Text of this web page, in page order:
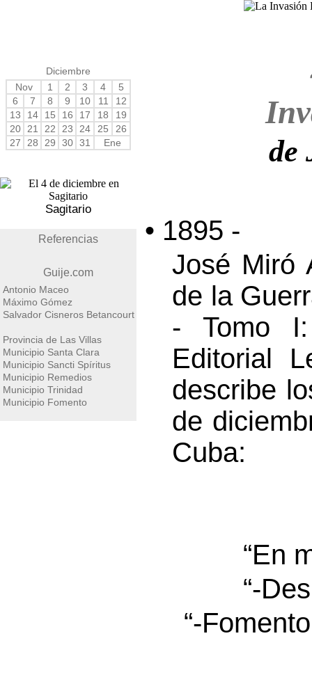
Diciembre
Nov
1 2 3 4
5
6
7 8 9 10 11
12
13
14 15 16 17 18
19
20
21 22 23 24 25
26
27
28 29 30 31 Ene
Sagitario
Referencias
Guije.com
Antonio Maceo
Máximo Gómez
Salvador Cisneros Betancourt
Provincia de Las Villas
Municipio Santa Clara
Municipio Sancti Spíritus
Municipio Remedios
Municipio Trinidad
Municipio Fomento
de
• 1895 -
José Miró
de la
- Tomo
Editorial
describe
de
Cuba:
“En
“-
“-